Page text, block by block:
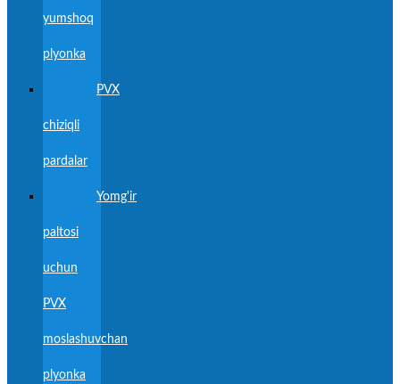
yumshoq
plyonka
PVX
chiziqli
pardalar
Yomg'ir
paltosi
uchun
PVX
moslashuvchan
plyonka